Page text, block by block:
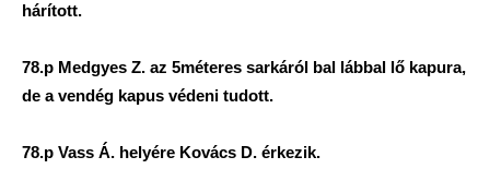
hárított.
78.p Medgyes Z. az 5méteres sarkáról bal lábbal lő kapura,
de a vendég kapus védeni tudott.
78.p Vass Á. helyére Kovács D. érkezik.